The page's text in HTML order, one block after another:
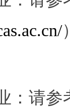
：请